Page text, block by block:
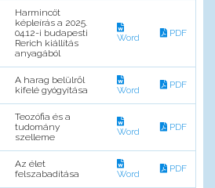
Harmincöt
képleírás a 2025.
04.12-i budapesti
Rerich kiállítás
anyagából
Word PDF
A harag belülről
kifelé gyógyítása
Word PDF
Teozófia és a
tudomány
szelleme
Word PDF
Az élet
felszabadítása
Word PDF